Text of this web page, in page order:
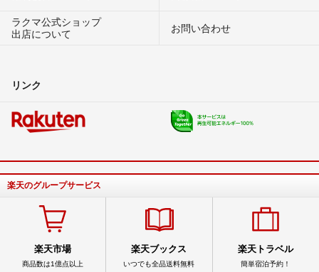
ラクマ公式ショップ
出店について
お問い合わせ
リンク
楽天のグループサービス
楽天市場
商品数は1億点以上
楽天ブックス
いつでも全品送料無料
楽天トラベル
簡単宿泊予約！